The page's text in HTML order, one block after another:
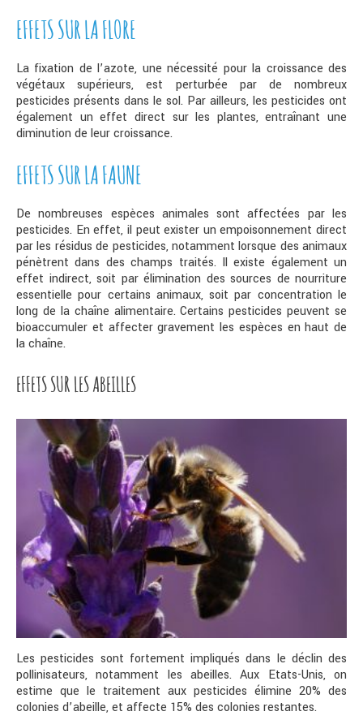
EFFETS SUR LA FLORE
La fixation de l’azote, une nécessité pour la croissance des
végétaux supérieurs, est perturbée par de nombreux
pesticides présents dans le sol. Par ailleurs, les pesticides ont
également un effet direct sur les plantes, entraînant une
diminution de leur croissance.
EFFETS SUR LA FAUNE
De nombreuses espèces animales sont affectées par les
pesticides. En effet, il peut exister un empoisonnement direct
par les résidus de pesticides, notamment lorsque des animaux
pénètrent dans des champs traités. Il existe également un
effet indirect, soit par élimination des sources de nourriture
essentielle pour certains animaux, soit par concentration le
long de la chaîne alimentaire. Certains pesticides peuvent se
bioaccumuler et affecter gravement les espèces en haut de
la chaîne.
EFFETS SUR LES ABEILLES
Les pesticides sont fortement impliqués dans le déclin des
pollinisateurs, notamment les abeilles. Aux Etats-Unis, on
estime que le traitement aux pesticides élimine 20% des
colonies d’abeille, et affecte 15% des colonies restantes.